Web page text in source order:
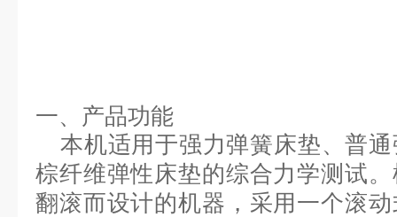
一、产品功能
本机适用于强力弹簧床垫、普
棕纤维弹性床垫的综合力学测试。
翻滚而设计的机器 ， 采用一个滚